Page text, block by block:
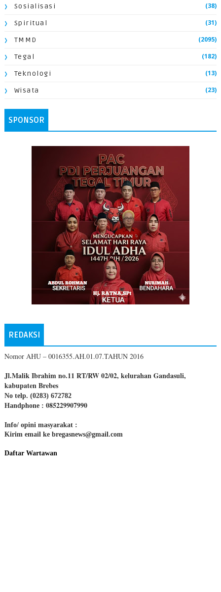
Sosialisasi (38)
Spiritual (31)
TMMD (2095)
Tegal (182)
Teknologi (13)
Wisata (23)
SPONSOR
REDAKSI
Nomor AHU – 0016355.AH.01.07.TAHUN 2016
Jl.Malik Ibrahim no.11 RT/RW 02/02, kelurahan Gandasuli,
kabupaten Brebes
No telp. (0283) 672782
Handphone : 085229907990
Info/ opini masyarakat :
Kirim email ke bregasnews@gmail.com
Daftar Wartawan